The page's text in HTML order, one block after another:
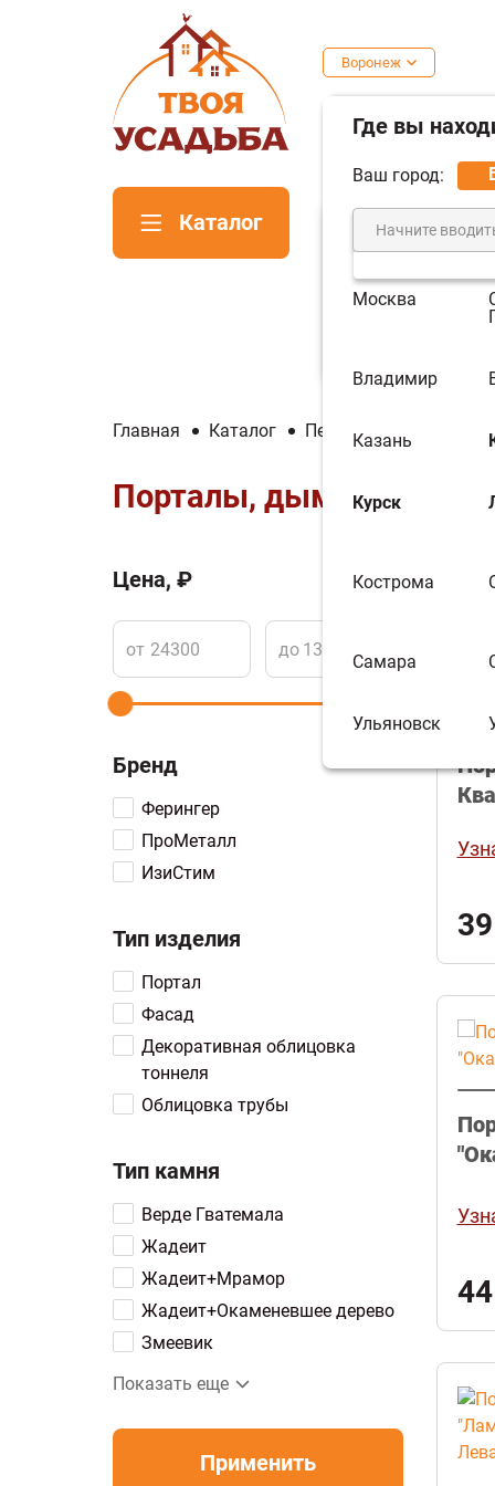
Каталог
Воронеж
Где вы
Ваш город:
Москва
Владимир
Казань
Курск
Кострома
Самара
Ульяновск
Главная Каталог Печи для бани
Порталы, дымоходы и
Цена, ₽
от до
Бренд
Ферингер
ПроМеталл
ИзиСтим
Тип изделия
Портал
Фасад
Декоративная облицовка
тоннеля
Облицовка трубы
Тип камня
Верде Гватемала
Жадеит
Жадеит+Мрамор
Жадеит+Окаменевшее дерево
Змеевик
Змеевик+Мрамор
Окаменевшее дерево+Змеевик
Показать еще